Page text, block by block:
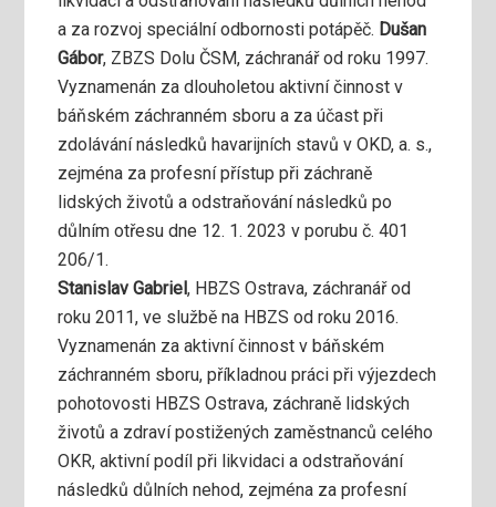
a za rozvoj speciální odbornosti potápěč. Dušan
Gábor, ZBZS Dolu ČSM, záchranář od roku 1997.
Vyznamenán za dlouholetou aktivní činnost v
báňském záchranném sboru a za účast při
zdolávání následků havarijních stavů v OKD, a. s.,
zejména za profesní přístup při záchraně
lidských životů a odstraňování následků po
důlním otřesu dne 12. 1. 2023 v porubu č. 401
206/1.
Stanislav Gabriel, HBZS Ostrava, záchranář od
roku 2011, ve službě na HBZS od roku 2016.
Vyznamenán za aktivní činnost v báňském
záchranném sboru, příkladnou práci při výjezdech
pohotovosti HBZS Ostrava, záchraně lidských
životů a zdraví postižených zaměstnanců celého
OKR, aktivní podíl při likvidaci a odstraňování
následků důlních nehod, zejména za profesní